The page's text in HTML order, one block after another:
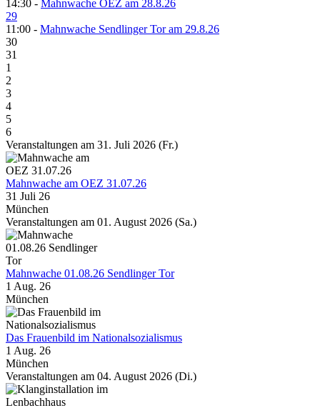
14:30 - Mahnwache OEZ am 28.8.26
29
11:00 - Mahnwache Sendlinger Tor am 29.8.26
30
31
1
2
3
4
5
6
Veranstaltungen am 31. Juli 2026 (Fr.)
Mahnwache am OEZ 31.07.26
31 Juli 26
München
Veranstaltungen am 01. August 2026 (Sa.)
Mahnwache 01.08.26 Sendlinger Tor
1 Aug. 26
München
Das Frauenbild im Nationalsozialismus
1 Aug. 26
München
Veranstaltungen am 04. August 2026 (Di.)